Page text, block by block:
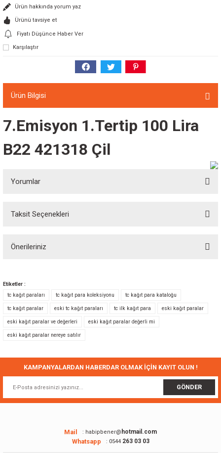
Ürün hakkında yorum yaz
Ürünü tavsiye et
Fiyatı Düşünce Haber Ver
Karşılaştır
Ürün Bilgisi
7.Emisyon 1.Tertip 100 Lira
B22 421318 Çil
Yorumlar
Taksit Seçenekleri
Önerileriniz
Görüş ve önerileriniz için teşekkür ederiz.
Ürün resmi kalitesiz, bozuk veya görüntülenemiyor.
Ürün açıklamasında eksik bilgiler bulunuyor.
Ürün fiyatı diğer sitelerden daha pahalı.
Bu ürüne benzer farklı alternatifler olmalı.
Gönder
Etiketler :
tc kağıt paraları
tc kağıt para koleksiyonu tc kağıt para kataloğu
tc kağıt paralar eski tc kağıt paraları tc ilk kağıt para eski kağıt paralar
eski kağıt paralar ve değerleri eski kağıt paralar değerli mi
eski kağıt paralar nereye satılır
KAMPANYALARDAN HABERDAR OLMAK İÇİN KAYIT OLUN !
GÖNDER
Mail : habipbener@ hotmail.com
Whatsapp : 0544263 03 03